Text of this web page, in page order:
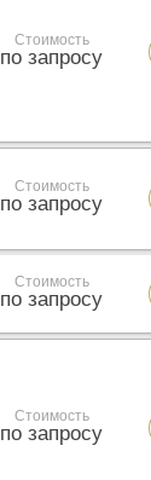
Стоимость
по запросу
Стоимость
по запросу
Стоимость
по запросу
Стоимость
по запросу